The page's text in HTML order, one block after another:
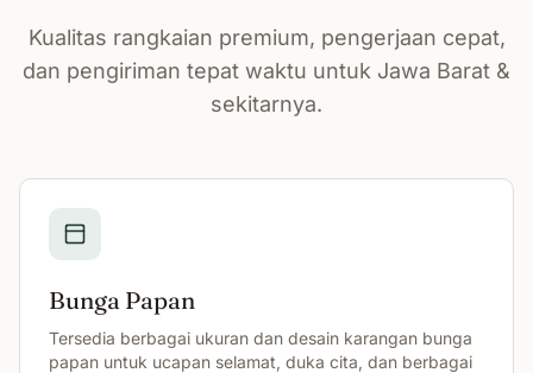
Kualitas rangkaian premium, pengerjaan cepat,
dan pengiriman tepat waktu untuk Jawa Barat &
sekitarnya.
Bunga Papan
Tersedia berbagai ukuran dan desain karangan bunga
papan untuk ucapan selamat, duka cita, dan berbagai